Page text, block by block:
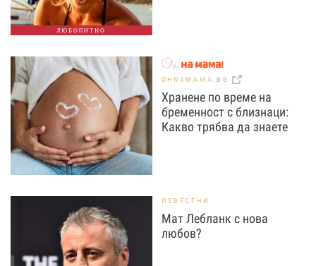
ЛЮБОПИТНО
OHNAMAMA.BG
Хранене по време на
бременност с близнаци:
Какво трябва да знаете
ИЗВЕСТНИ
Мат Лебланк с нова
любов?